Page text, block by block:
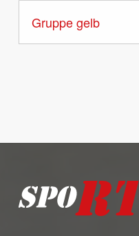
Es
im
Gruppe gelb